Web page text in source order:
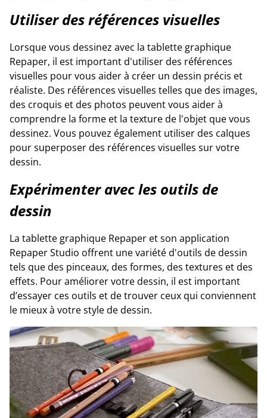
Utiliser des références visuelles
Lorsque vous dessinez avec la tablette graphique
Repaper, il est important d'utiliser des références
visuelles pour vous aider à créer un dessin précis et
réaliste. Des références visuelles telles que des images,
des croquis et des photos peuvent vous aider à
comprendre la forme et la texture de l'objet que vous
dessinez. Vous pouvez également utiliser des calques
pour superposer des références visuelles sur votre
dessin.
Expérimenter avec les outils de
dessin
La tablette graphique Repaper et son application
Repaper Studio offrent une variété d'outils de dessin
tels que des pinceaux, des formes, des textures et des
effets. Pour améliorer votre dessin, il est important
d’essayer ces outils et de trouver ceux qui conviennent
le mieux à votre style de dessin.